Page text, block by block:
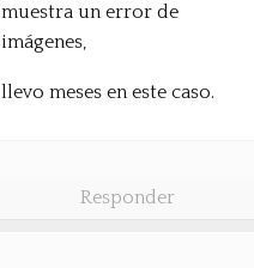
muestra un error de
imágenes,
llevo meses en este caso.
Responder